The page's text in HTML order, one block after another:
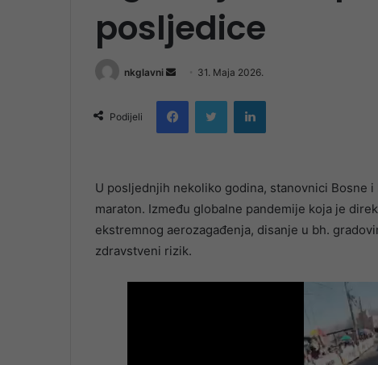
posljedice
nkglavni
Send
email
31. Maja 2026.
Podijeli
FacebookTwitter LinkedIn
U posljednjih nekoliko godina, stanovnici
maraton. Između globalne pandemije koja je
ekstremnog aerozagađenja, disanje u bh.
zdravstveni rizik.